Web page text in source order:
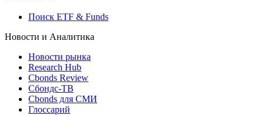
Поиск ETF & Funds
Новости и Аналитика
Новости рынка
Research Hub
Cbonds Review
Сбондс-ТВ
Cbonds для СМИ
Глоссарий